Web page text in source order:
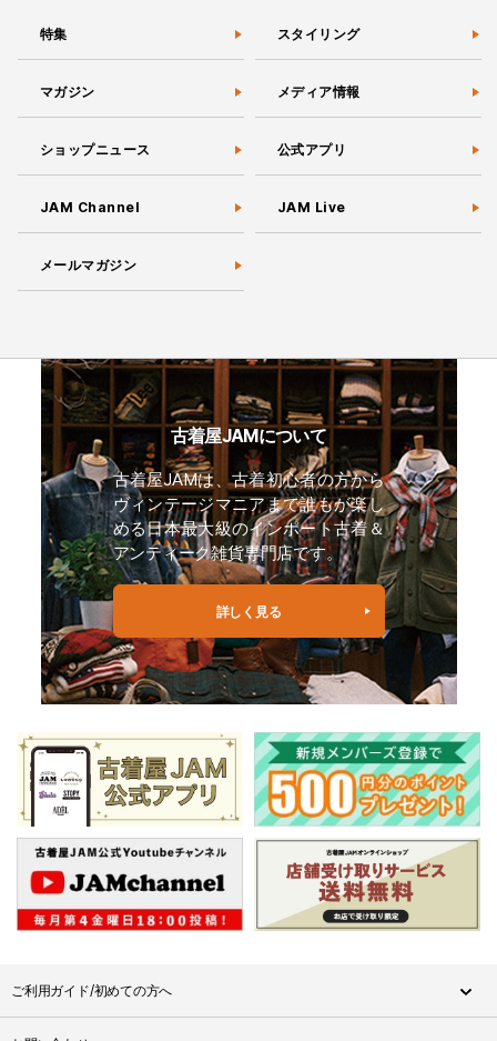
特集 スタイリング
マガジン メディア情報
ショップニュース 公式アプリ
JAM Channel JAM Live
メールマガジン
古着屋JAMについて
古着屋JAMは、古着初心者の方から
ヴィンテージマニアまで誰もが楽し
める日本最大級のインポート古着＆
アンティーク雑貨専門店です。
詳しく見る
ご利用ガイド/初めての方へ